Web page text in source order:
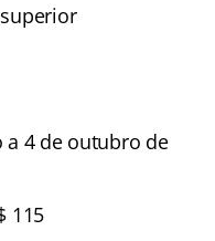
a 4 de outubro de
115